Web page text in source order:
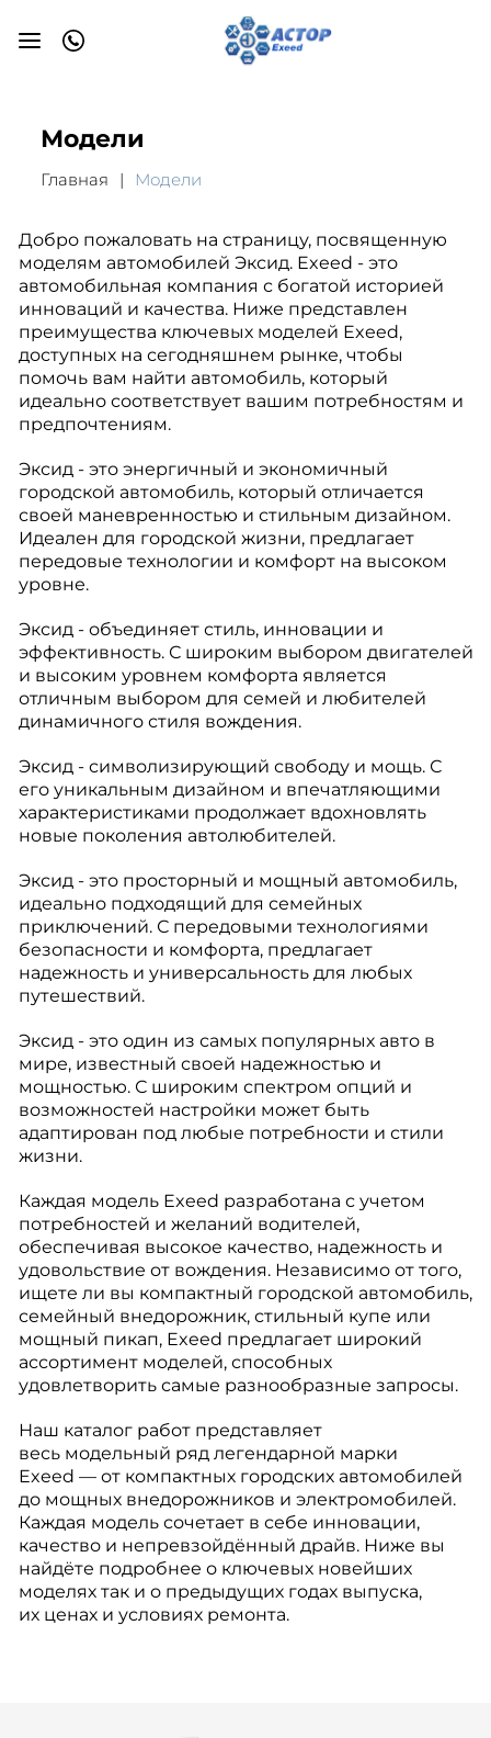
Модели
Главная Модели
Добро пожаловать на страницу, посвященную
моделям автомобилей Эксид. Exeed - это
автомобильная компания с богатой историей
инноваций и качества. Ниже представлен
преимущества ключевых моделей Exeed,
доступных на сегодняшнем рынке, чтобы
помочь вам найти автомобиль, который
идеально соответствует вашим потребностям и
предпочтениям.
Эксид - это энергичный и экономичный
городской автомобиль, который отличается
своей маневренностью и стильным дизайном.
Идеален для городской жизни, предлагает
передовые технологии и комфорт на высоком
уровне.
Эксид - объединяет стиль, инновации и
эффективность. С широким выбором двигателей
и высоким уровнем комфорта является
отличным выбором для семей и любителей
динамичного стиля вождения.
Эксид - символизирующий свободу и мощь. С
его уникальным дизайном и впечатляющими
характеристиками продолжает вдохновлять
новые поколения автолюбителей.
Эксид - это просторный и мощный автомобиль,
идеально подходящий для семейных
приключений. С передовыми технологиями
безопасности и комфорта, предлагает
надежность и универсальность для любых
путешествий.
Эксид - это один из самых популярных авто в
мире, известный своей надежностью и
мощностью. С широким спектром опций и
возможностей настройки может быть
адаптирован под любые потребности и стили
жизни.
Каждая модель Exeed разработана с учетом
потребностей и желаний водителей,
обеспечивая высокое качество, надежность и
удовольствие от вождения. Независимо от того,
ищете ли вы компактный городской автомобиль,
семейный внедорожник, стильный купе или
мощный пикап, Exeed предлагает широкий
ассортимент моделей, способных
удовлетворить самые разнообразные запросы.
Наш каталог работ представляет
весь модельный ряд легендарной марки
Exeed — от компактных городских автомобилей
до мощных внедорожников и электромобилей.
Каждая модель сочетает в себе инновации,
качество и непревзойдённый драйв. Ниже вы
найдёте подробнее о ключевых новейших
моделях так и о предыдущих годах выпуска,
их ценах и условиях ремонта.